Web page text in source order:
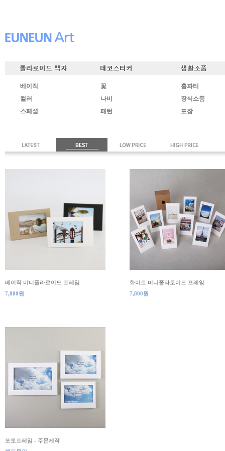
베이직
컬러
스페셜
꽃
나비
패턴
홈파티
장식소품
포장
베이직 미니폴라로이드 프레임
7,800원
화이트 미니폴라로이드 프레임
7,800원
포토프레임 - 주문제작